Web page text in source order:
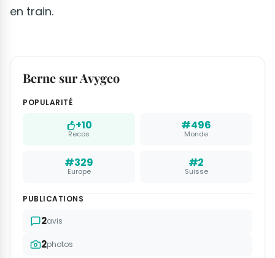
en train.
Berne sur Avygeo
POPULARITÉ
+10
Recos
#496
Monde
#329
Europe
#2
Suisse
PUBLICATIONS
2avis
2photos